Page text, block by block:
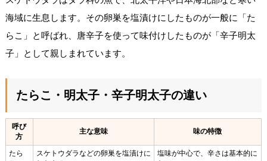
海域に生息します。その卵巣を塩漬けにしたものが一般に「た
らこ」と呼ばれ、唐辛子を使って味付けしたものが「辛子明太
子」として親しまれています。
たらこ・明太子・辛子明太子の違い
呼び
方
主な意味 味の特徴
たら
スケトウダラなどの卵巣を塩漬けに
塩味が中心で、辛さは基本的に